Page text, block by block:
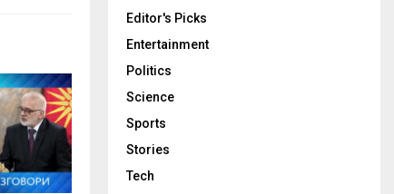
Editor's Picks
Entertainment
Politics
Science
Sports
Stories
Tech